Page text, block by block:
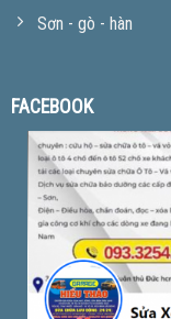
Sơn - gò - hàn
FACEBOOK